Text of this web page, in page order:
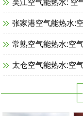
吴江空气能热水: 空气
张家港空气能热水:空气能
常熟空气能热水:空气能
太仓空气能热水:空